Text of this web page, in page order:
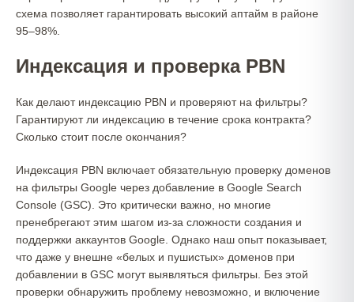
схема позволяет гарантировать высокий аптайм в районе
95–98%.
Индексация и проверка PBN
Как делают индексацию PBN и проверяют на фильтры?
Гарантируют ли индексацию в течение срока контракта?
Сколько стоит после окончания?
Индексация PBN включает обязательную проверку доменов
на фильтры Google через добавление в Google Search
Console (GSC). Это критически важно, но многие
пренебрегают этим шагом из-за сложности создания и
поддержки аккаунтов Google. Однако наш опыт показывает,
что даже у внешне «белых и пушистых» доменов при
добавлении в GSC могут выявляться фильтры. Без этой
проверки обнаружить проблему невозможно, и включение